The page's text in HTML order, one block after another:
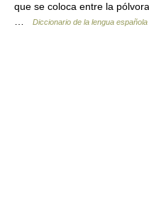
que se coloca entre la
Diccionario de la lengua española